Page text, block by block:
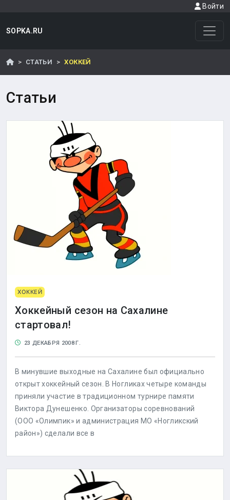
Войти
SOPKA.RU
СТАТЬИ ХОККЕЙ
Статьи
ХОККЕЙ
Хоккейный сезон на Сахалине
стартовал!
23 ДЕКАБРЯ 2008 Г.
В минувшие выходные на Сахалине был официально
открыт хоккейный сезон. В Ногликах четыре команды
приняли участие в традиционном турнире памяти
Виктора Дунешенко. Организаторы соревнований
(ООО «Олимпик» и администрация МО «Ногликский
район») сделали все в